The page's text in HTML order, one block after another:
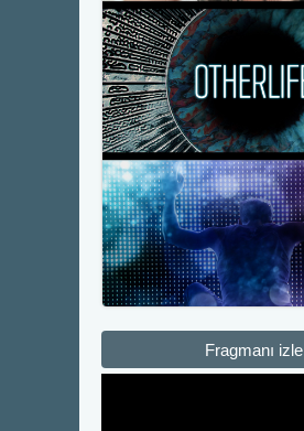
Fragmanı izle